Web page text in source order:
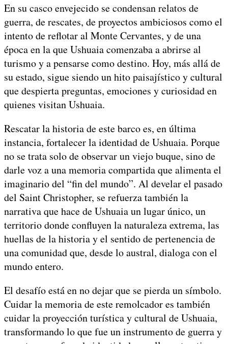
En su casco envejecido se condensan relatos de
guerra, de rescates, de proyectos ambiciosos como el
intento de reflotar al Monte Cervantes, y de una
época en la que Ushuaia comenzaba a abrirse al
turismo y a pensarse como destino. Hoy, más allá de
su estado, sigue siendo un hito paisajístico y cultural
que despierta preguntas, emociones y curiosidad en
quienes visitan Ushuaia.
Rescatar la historia de este barco es, en última
instancia, fortalecer la identidad de Ushuaia. Porque
no se trata solo de observar un viejo buque, sino de
darle voz a una memoria compartida que alimenta el
imaginario del “fin del mundo”. Al develar el pasado
del Saint Christopher, se refuerza también la
narrativa que hace de Ushuaia un lugar único, un
territorio donde confluyen la naturaleza extrema, las
huellas de la historia y el sentido de pertenencia de
una comunidad que, desde lo austral, dialoga con el
mundo entero.
El desafío está en no dejar que se pierda un símbolo.
Cuidar la memoria de este remolcador es también
cuidar la proyección turística y cultural de Ushuaia,
transformando lo que fue un instrumento de guerra y